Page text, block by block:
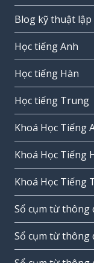
Blog kỹ thuật
Học tiếng Anh
Học tiếng Hàn
Học tiếng Trung
Khoá Học Tiếng
Khoá Học Tiếng
Khoá Học Tiếng
Sổ cụm từ thông
Sổ cụm từ thông